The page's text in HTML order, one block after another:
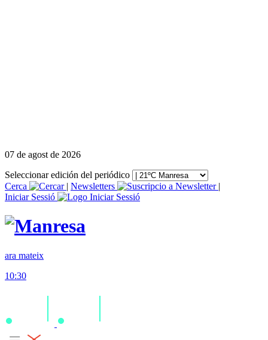
07 de agost de 2026
Seleccionar edición del periódico
Cerca
| Newsletters
|
Iniciar Sessió
ara mateix
10:30